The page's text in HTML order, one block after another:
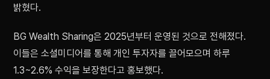
밝혔다.
BG Wealth Sharing은 2025년부터 운영된 것으로 전해졌다.
이들은 소셜미디어를 통해 개인 투자자를 끌어모으며 하루
1.3~2.6% 수익을 보장한다고 홍보했다.